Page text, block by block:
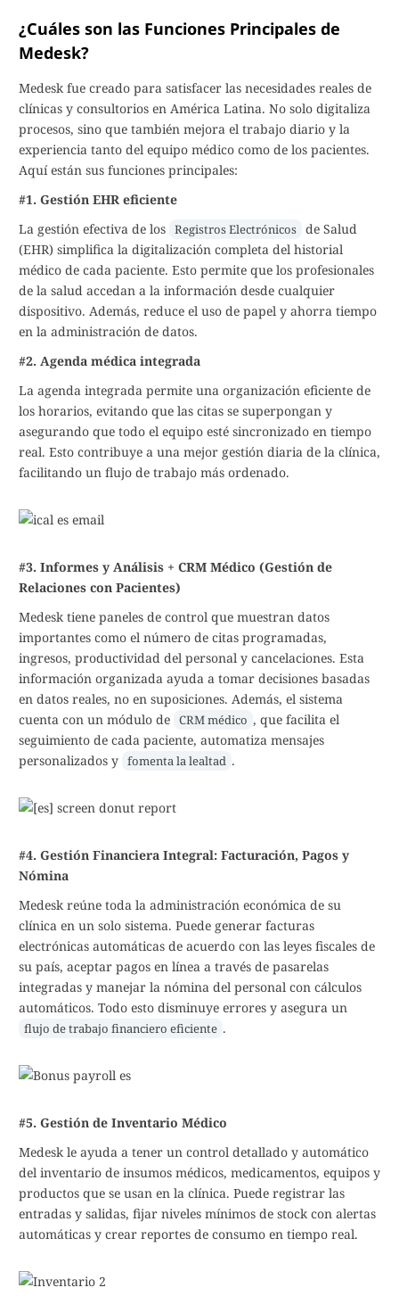
¿Cuáles son las Funciones Principales de
Medesk?
Medesk fue creado para satisfacer las necesidades reales de
clínicas y consultorios en América Latina. No solo digitaliza
procesos, sino que también mejora el trabajo diario y la
experiencia tanto del equipo médico como de los pacientes.
Aquí están sus funciones principales:
#1. Gestión EHR eficiente
La gestión efectiva de los Registros Electrónicos de Salud
(EHR) simplifica la digitalización completa del historial
médico de cada paciente. Esto permite que los profesionales
de la salud accedan a la información desde cualquier
dispositivo. Además, reduce el uso de papel y ahorra tiempo
en la administración de datos.
#2. Agenda médica integrada
La agenda integrada permite una organización eficiente de
los horarios, evitando que las citas se superpongan y
asegurando que todo el equipo esté sincronizado en tiempo
real. Esto contribuye a una mejor gestión diaria de la clínica,
facilitando un flujo de trabajo más ordenado.
#3. Informes y Análisis + CRM Médico (Gestión de
Relaciones con Pacientes)
Medesk tiene paneles de control que muestran datos
importantes como el número de citas programadas,
ingresos, productividad del personal y cancelaciones. Esta
información organizada ayuda a tomar decisiones basadas
en datos reales, no en suposiciones. Además, el sistema
cuenta con un módulo de CRM médico , que facilita el
seguimiento de cada paciente, automatiza mensajes
personalizados y fomenta la lealtad .
#4. Gestión Financiera Integral: Facturación, Pagos y
Nómina
Medesk reúne toda la administración económica de su
clínica en un solo sistema. Puede generar facturas
electrónicas automáticas de acuerdo con las leyes fiscales de
su país, aceptar pagos en línea a través de pasarelas
integradas y manejar la nómina del personal con cálculos
automáticos. Todo esto disminuye errores y asegura un
flujo de trabajo financiero eficiente .
#5. Gestión de Inventario Médico
Medesk le ayuda a tener un control detallado y automático
del inventario de insumos médicos, medicamentos, equipos y
productos que se usan en la clínica. Puede registrar las
entradas y salidas, fijar niveles mínimos de stock con alertas
automáticas y crear reportes de consumo en tiempo real.